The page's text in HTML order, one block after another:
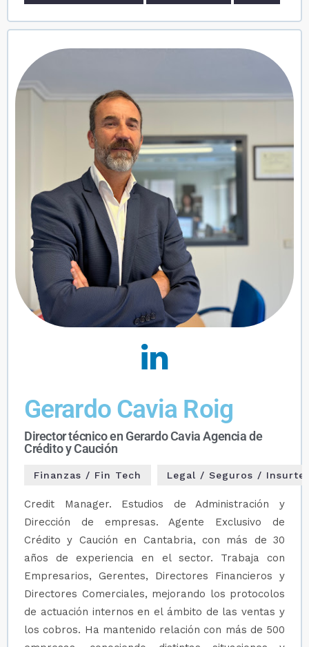
Gerardo Cavia Roig
Director técnico en Gerardo Cavia Agencia de
Crédito y Caución
Finanzas / Fin Tech Legal / Seguros /
Credit Manager. Estudios de Administración y
Dirección de empresas. Agente Exclusivo de
Crédito y Caución en Cantabria, con más de 30
años de experiencia en el sector. Trabaja con
Empresarios, Gerentes, Directores Financieros y
Directores Comerciales, mejorando los protocolos
de actuación internos en el ámbito de las ventas y
los cobros. Ha mantenido relación con más de 500